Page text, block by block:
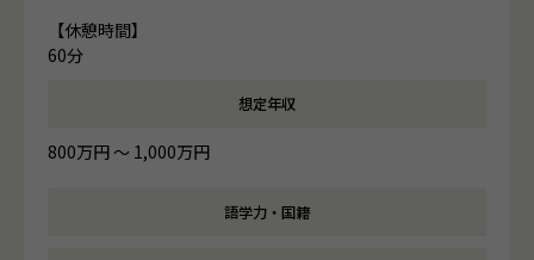
【休憩時間】
60分
想定年収
800万円 〜 1,000万円
語学力・国籍